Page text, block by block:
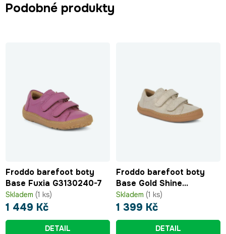
Podobné produkty
Froddo barefoot boty
Base Fuxia G3130240-7
Skladem (1 ks)
1 449 Kč
DETAIL
Froddo barefoot boty
Base Gold Shine
G3130225-10
Skladem (1 ks)
1 399 Kč
DETAIL